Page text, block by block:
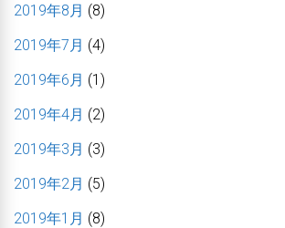
2019年8月 (8)
2019年7月 (4)
2019年6月 (1)
2019年4月 (2)
2019年3月 (3)
2019年2月 (5)
2019年1月 (8)